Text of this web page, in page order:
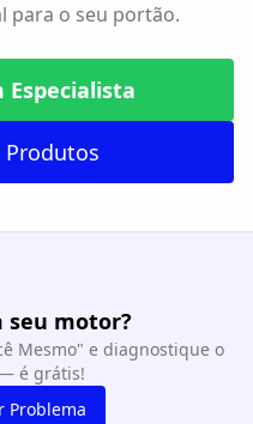
para o seu portão.
Especialista
Produtos
seu motor?
Mesmo" e diagnostique o
é grátis!
Problema